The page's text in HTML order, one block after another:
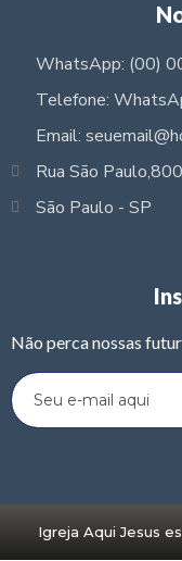
WhatsApp: (00)
Telefone:
Email:
Rua São
São Paulo - SP
Não perca nossas
Igreja Aqui Jesus